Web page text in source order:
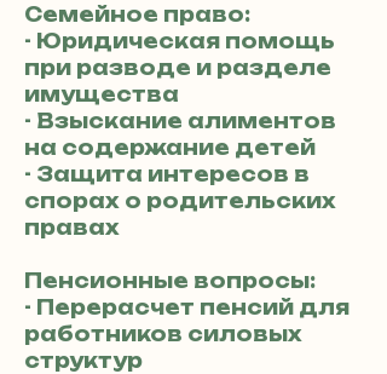
Семейное право:
- Юридическая помощь
при разводе и разделе
имущества
- Взыскание алиментов
на содержание детей
- Защита интересов в
спорах о родительских
правах
Пенсионные вопросы:
- Перерасчет пенсий для
работников силовых
структур